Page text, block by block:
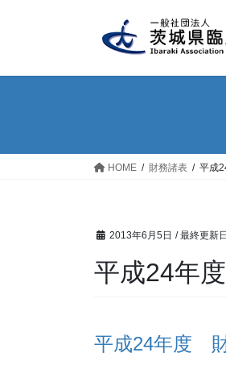
HOME 財務諸表 平成
2013年6月5日 / 最終更新
平成24年
平成24年度